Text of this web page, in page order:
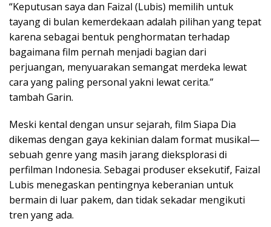
“Keputusan saya dan Faizal (Lubis) memilih untuk
tayang di bulan kemerdekaan adalah pilihan yang tepat
karena sebagai bentuk penghormatan terhadap
bagaimana film pernah menjadi bagian dari
perjuangan, menyuarakan semangat merdeka lewat
cara yang paling personal yakni lewat cerita.”
tambah Garin.
Meski kental dengan unsur sejarah, film Siapa Dia
dikemas dengan gaya kekinian dalam format musikal—
sebuah genre yang masih jarang dieksplorasi di
perfilman Indonesia. Sebagai produser eksekutif, Faizal
Lubis menegaskan pentingnya keberanian untuk
bermain di luar pakem, dan tidak sekadar mengikuti
tren yang ada.